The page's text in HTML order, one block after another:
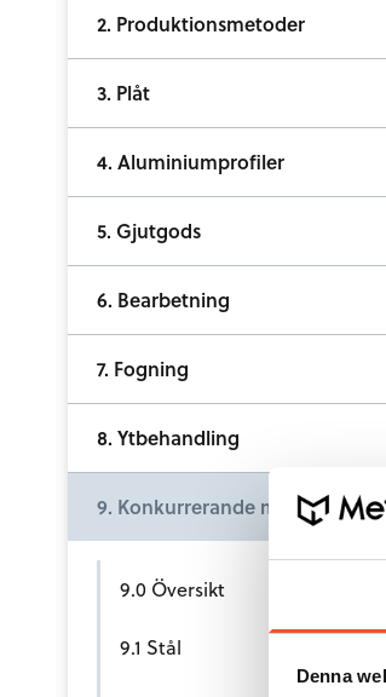
Denna
2. Produktionsmetoder
3. Plåt
4. Aluminiumprofiler
5. Gjutgods
6. Bearbetning
7. Fogning
8. Ytbehandling
9. Konkurrerande material
9.0 Översikt
9.1 Stål